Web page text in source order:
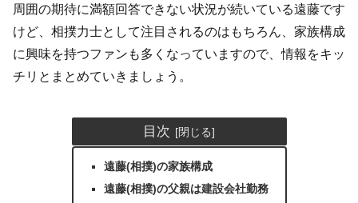
周囲の期待に満額回答できない状況が続いている遠藤です
けど、相撲力士として注目されるのはもちろん、家族構成
に興味を持つファンも多くなっていますので、情報をキッ
チリとまとめていきましょう。
目次
遠藤(相撲)の家族構成
遠藤(相撲)の父親は建設会社勤務